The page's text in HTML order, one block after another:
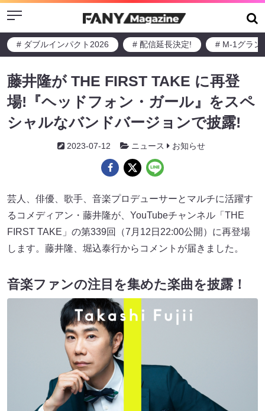
Menu
# ダブルインパクト2026 # 配信延長決定! # M-1グラン
藤井隆が THE FIRST TAKE に再登
場!『ヘッドフォン・ガール』をスペ
シャルなバンドバージョンで披露!
2023-07-12 ニュース お知らせ
芸人、俳優、歌手、音楽プロデューサーとマルチに活躍す
るコメディアン・藤井隆が、YouTubeチャンネル「THE
FIRST TAKE」の第339回（7月12日22:00公開）に再登場
します。藤井隆、堀込泰行からコメントが届きました。
音楽ファンの注目を集めた楽曲を披露！